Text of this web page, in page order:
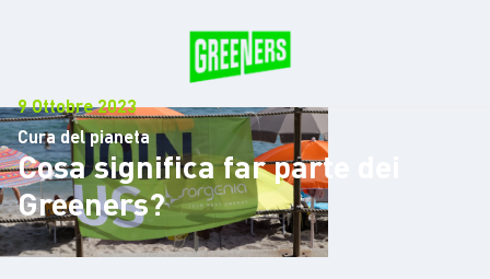
9 Ottobre 2023
Cura del pianeta
Cosa significa far parte dei
Greeners?